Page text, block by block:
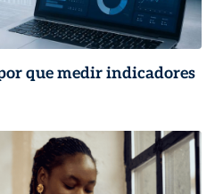
que medir indicadores